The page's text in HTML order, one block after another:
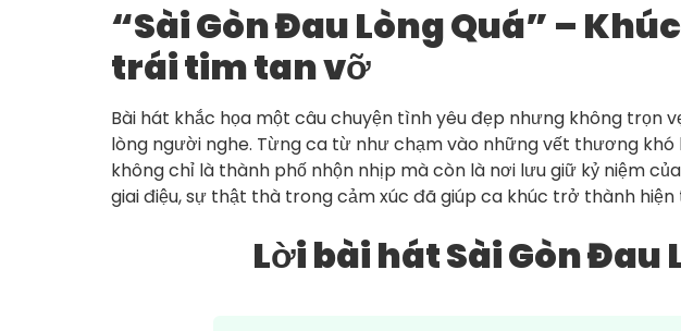
“Sài Gòn Đau Lòng Quá” –
trái tim tan vỡ
Bài hát khắc họa một câu chuyện tình yêu đẹp nhưng không trọn
lòng người nghe. Từng ca từ như chạm vào những vết thương khó
không chỉ là thành phố nhộn nhịp mà còn là nơi lưu giữ kỷ niệm
giai điệu, sự thật thà trong cảm xúc đã giúp ca khúc trở thành
Lời bài hát Sài Gòn Đau